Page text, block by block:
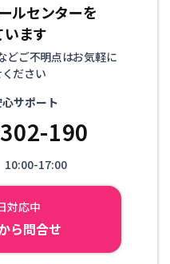
ルセンターを
います
どご不明点はお気軽に
ださい
サポート
190
17:00
対応中
ら問合せ